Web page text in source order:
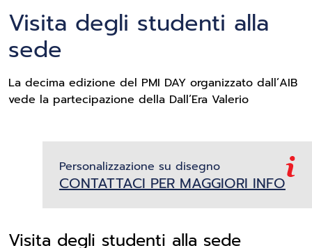
Visita degli studenti alla
sede
La decima edizione del PMI DAY organizzato dall’AIB
vede la partecipazione della Dall’Era Valerio
Personalizzazione su disegno
CONTATTACI PER MAGGIORI INFO
Visita degli studenti alla sede